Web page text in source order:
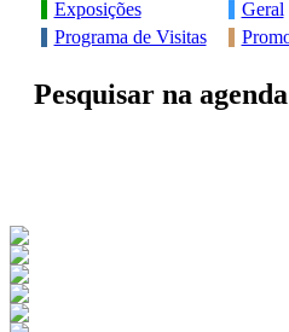
Exposições
Geral
Programa de Visitas
Pesquisar na agenda